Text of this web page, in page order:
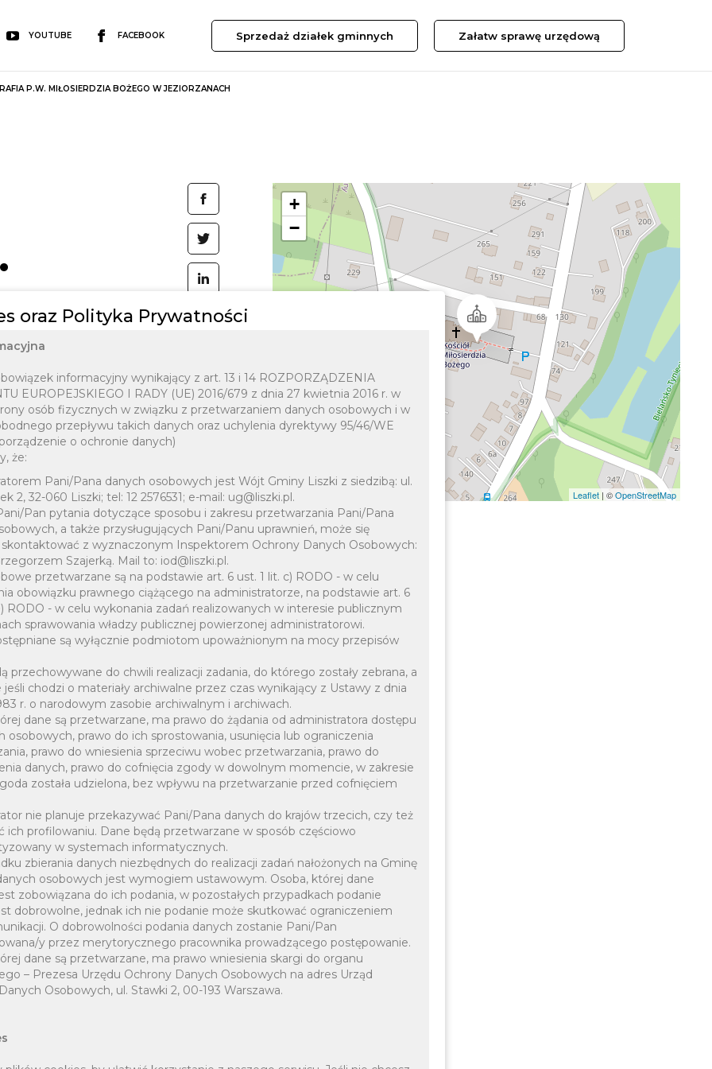
YOUTUBE FACEBOOK Sprzedaż działek gminnych Załatw sprawę urzędową
P.W. MIŁOSIERDZIA BOŻEGO W JEZIORZANACH
82 38
+
−
Leaflet| ©OpenStreetMap
oraz Polityka Prywatności
informacyjny wynikający z art. 13 i 14 ROZPORZĄDZENIA
EUROPEJSKIEGO I RADY (UE) 2016/679 z dnia 27 kwietnia 2016 r. w
osób fizycznych w związku z przetwarzaniem danych osobowych i w
przepływu takich danych oraz uchylenia dyrektywy 95/46/WE
o ochronie danych)
że:
Pani/Pana danych osobowych jest Wójt Gminy Liszki z siedzibą: ul.
2, 32-060 Liszki; tel: 12 2576531; e-mail: ug@liszki.pl.
Pan pytania dotyczące sposobu i zakresu przetwarzania Pani/Pana
a także przysługujących Pani/Panu uprawnień, może się
skontaktować z wyznaczonym Inspektorem Ochrony Danych Osobowych:
Szajerką. Mail to: iod@liszki.pl.
przetwarzane są na podstawie art. 6 ust. 1 lit. c) RODO - w celu
obowiązku prawnego ciążącego na administratorze, na podstawie art. 6
RODO - w celu wykonania zadań realizowanych w interesie publicznym
sprawowania władzy publicznej powierzonej administratorowi.
są wyłącznie podmiotom upoważnionym na mocy przepisów
przechowywane do chwili realizacji zadania, do którego zostały zebrana, a
jeśli chodzi o materiały archiwalne przez czas wynikający z Ustawy z dnia
r. o narodowym zasobie archiwalnym i archiwach.
dane są przetwarzane, ma prawo do żądania od administratora dostępu
osobowych, prawo do ich sprostowania, usunięcia lub ograniczenia
prawo do wniesienia sprzeciwu wobec przetwarzania, prawo do
danych, prawo do cofnięcia zgody w dowolnym momencie, w zakresie
została udzielona, bez wpływu na przetwarzanie przed cofnięciem
nie planuje przekazywać Pani/Pana danych do krajów trzecich, czy też
ich profilowaniu. Dane będą przetwarzane w sposób częściowo
w systemach informatycznych.
zbierania danych niezbędnych do realizacji zadań nałożonych na Gminę
osobowych jest wymogiem ustawowym. Osoba, której dane
zobowiązana do ich podania, w pozostałych przypadkach podanie
dobrowolne, jednak ich nie podanie może skutkować ograniczeniem
O dobrowolności podania danych zostanie Pani/Pan
y przez merytorycznego pracownika prowadzącego postępowanie.
dane są przetwarzane, ma prawo wniesienia skargi do organu
– Prezesa Urzędu Ochrony Danych Osobowych na adres Urząd
Osobowych, ul. Stawki 2, 00-193 Warszawa.